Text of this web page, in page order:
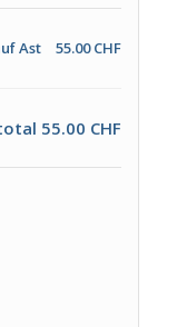
Ast 55.00 CHF
55.00 CHF